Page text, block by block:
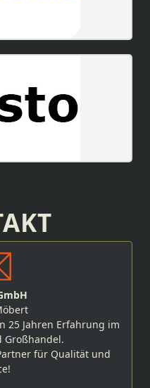
25 Jahren Erfahrung im
Großhandel.
für Qualität und